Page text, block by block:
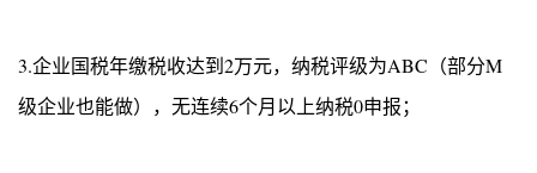
3.企业国税年缴税收达到2万元，纳税评级为ABC（部分M
级企业也能做），无连续6个月以上纳税0申报；